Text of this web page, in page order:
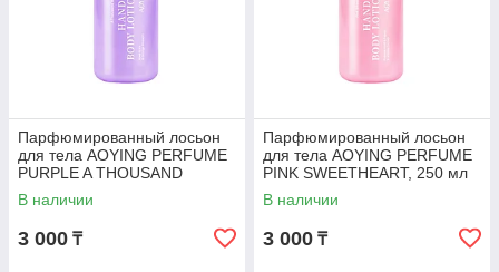
Парфюмированный лосьон
для тела AOYING PERFUME
PURPLE A THOUSAND
WISHES, 250 мл
В наличии
3 000 ₸
Парфюмированный лосьон
для тела AOYING PERFUME
PINK SWEETHEART, 250 мл
В наличии
3 000 ₸